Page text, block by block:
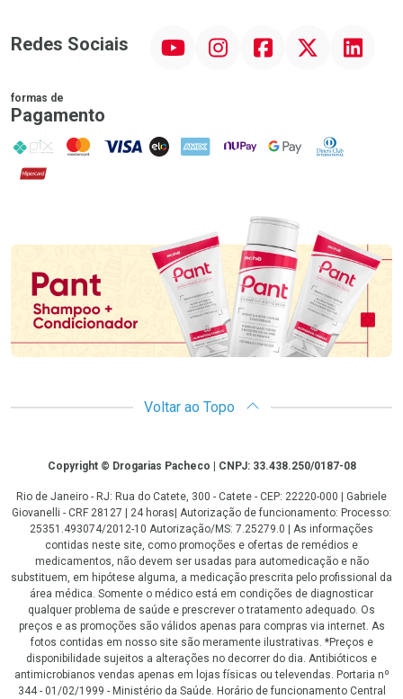
Redes Sociais InstagramFacebookTwitter Linkedin
formas de
Pagamento
PIX MasterCard
VISA ELO AMEX NuPay Google PayDiners Club
Hipercard
Promoção em Destaque
Voltar ao Topo
CopyrightCopyright © Drogarias Pacheco | CNPJ: 33.438.250/0187-08
Rio de Janeiro - RJ: Rua do Catete, 300 - Catete - CEP: 22220-000 | Gabriele
Giovanelli - CRF 28127 | 24 horas| Autorização de funcionamento: Processo:
25351.493074/2012-10 Autorização/MS: 7.25279.0 | As informações
contidas neste site, como promoções e ofertas de remédios e
medicamentos, não devem ser usadas para automedicação e não
substituem, em hipótese alguma, a medicação prescrita pelo profissional da
área médica. Somente o médico está em condições de diagnosticar
qualquer problema de saúde e prescrever o tratamento adequado. Os
preços e as promoções são válidos apenas para compras via internet. As
fotos contidas em nosso site são meramente ilustrativas. *Preços e
disponibilidade sujeitos a alterações no decorrer do dia. Antibióticos e
antimicrobianos vendas apenas em lojas físicas ou televendas. Portaria nº
344 - 01/02/1999 - Ministério da Saúde. Horário de funcionamento Central